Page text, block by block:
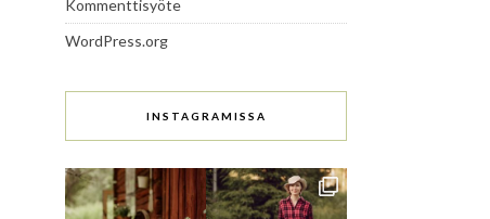
Kommenttisyöte
WordPress.org
INSTAGRAMISSA